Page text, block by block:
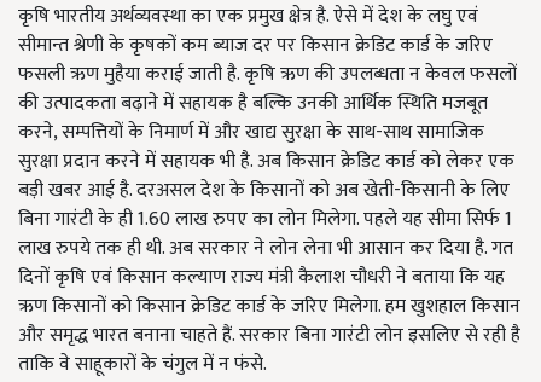
कृषि भारतीय अर्थव्यवस्था का एक प्रमुख क्षेत्र है. ऐसे में देश के लघु एवं
सीमान्त श्रेणी के कृषकों कम ब्याज दर पर किसान क्रेडिट कार्ड के जरिए
फसली ऋण मुहैया कराई जाती है. कृषि ऋण की उपलब्धता न केवल फसलों
की उत्पादकता बढ़ाने में सहायक है बल्कि उनकी आर्थिक स्थिति मजबूत
करने, सम्पत्तियों के निमार्ण में और खाद्य सुरक्षा के साथ-साथ सामाजिक
सुरक्षा प्रदान करने में सहायक भी है. अब किसान क्रेडिट कार्ड को लेकर एक
बड़ी खबर आई है. दरअसल देश के किसानों को अब खेती-किसानी के लिए
बिना गारंटी के ही 1.60 लाख रुपए का लोन मिलेगा. पहले यह सीमा सिर्फ 1
लाख रुपये तक ही थी. अब सरकार ने लोन लेना भी आसान कर दिया है. गत
दिनों कृषि एवं किसान कल्याण राज्य मंत्री कैलाश चौधरी ने बताया कि यह
ऋण किसानों को किसान क्रेडिट कार्ड के जरिए मिलेगा. हम खुशहाल किसान
और समृद्ध भारत बनाना चाहते हैं. सरकार बिना गारंटी लोन इसलिए से रही है
ताकि वे साहूकारों के चंगुल में न फंसे.